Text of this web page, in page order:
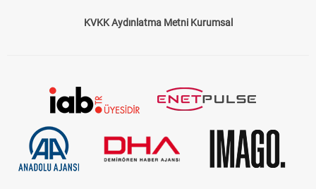
KVKK Aydınlatma Metni Kurumsal